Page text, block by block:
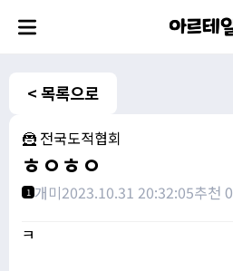
< 목록으로
🦹 전국도적협회
ㅎㅇㅎㅇ
1 개미2023.10.31 20:32:05추천 0
ㅋ